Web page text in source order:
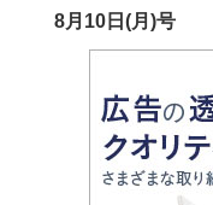
8月10日(月)号